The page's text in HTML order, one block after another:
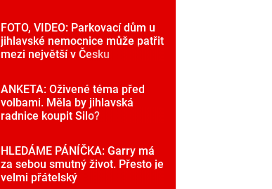
FOTO, VIDEO: Parkovací dům u
jihlavské nemocnice může patřit
mezi největší v Česku
ANKETA: Oživené téma před
volbami. Měla by jihlavská
radnice koupit Silo?
HLEDÁME PÁNÍČKA: Garry má
za sebou smutný život. Přesto je
velmi přátelský